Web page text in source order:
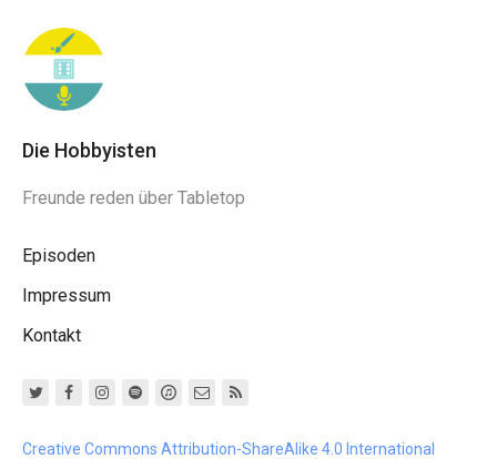
Die Hobbyisten
Freunde reden über Tabletop
Episoden
Impressum
Kontakt
Creative Commons Attribution-ShareAlike 4.0 International